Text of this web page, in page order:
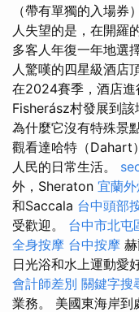
（帶有單獨的入場券
人失望的是，在開羅
多客人年復一年地選
人驚嘆的四星級酒店
在2024賽季，酒店
Fisherász村發展到
為什麼它沒有特殊景
觀看達哈特（Dahart
人民的日常生活。
外，Sheraton 宜蘭外
和Saccala 台中頭部
受歡迎。 台中市北屯
全身按摩 台中按摩
日光浴和水上運動愛
會計師差別 關鍵字搜
業務。 美國東海岸到